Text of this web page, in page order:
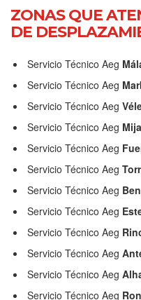
ZONAS QUE
DE
Servicio Técnico Aeg
Servicio Técnico Aeg
Servicio Técnico Aeg
Servicio Técnico Aeg
Servicio Técnico Aeg
Servicio Técnico Aeg
Servicio Técnico Aeg
Servicio Técnico Aeg
Servicio Técnico Aeg
Servicio Técnico Aeg
Servicio Técnico Aeg
Servicio Técnico Aeg